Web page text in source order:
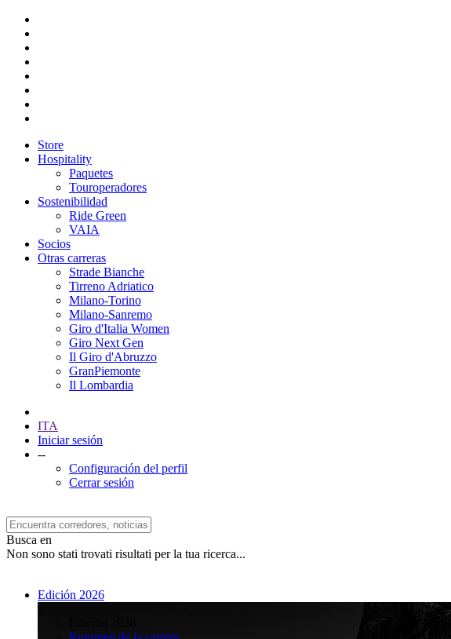
Store
Hospitality
Paquetes
Touroperadores
Sostenibilidad
Ride Green
VAIA
Socios
Otras carreras
Strade Bianche
Tirreno Adriatico
Milano-Torino
Milano-Sanremo
Giro d'Italia Women
Giro Next Gen
Il Giro d'Abruzzo
GranPiemonte
Il Lombardia
ITA
Iniciar sesión
--
Configuración del perfil
Cerrar sesión
Busca en
Non sono stati trovati risultati per la tua ricerca...
Edición 2026